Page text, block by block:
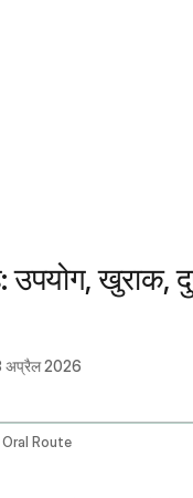
उपयोग, खुराक,
अप्रैल 2026
Route